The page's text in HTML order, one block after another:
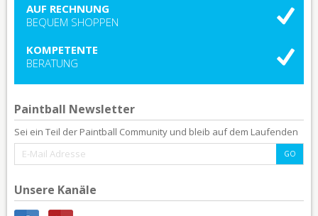
AUF RECHNUNG
BEQUEM SHOPPEN
KOMPETENTE
BERATUNG
Paintball Newsletter
Sei ein Teil der Paintball Community und bleib auf dem Laufenden
Unsere Kanäle